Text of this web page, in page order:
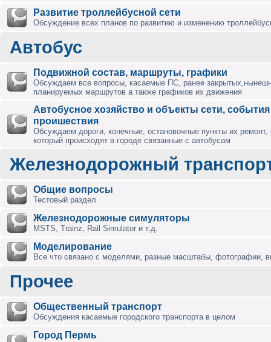
Развитие троллейбусной сети
Обсуждение всех планов по развитию и изменению
Автобус
Подвижной состав, маршруты, графики
Обсуждаем все вопросы, касаемые ПС, ранее
планируемых маршрутов а также графиков их движения
Автобусное хозяйство и объекты сети,
проишествия
Обсуждаем дороги, конечные, остановочные пункты их ремонт,
который происходят в городе связанные с автобусам
Железнодорожный
Общие вопросы
Тестовый раздел
Железнодорожные симуляторы
MSTS, Trainz, Rail Simulator и т.д.
Моделирование
Все что связано с моделями, разные масштабы, фотографии,
Прочее
Общественный транспорт
Обсуждения касаемые городского транспорта в целом
Город Пермь